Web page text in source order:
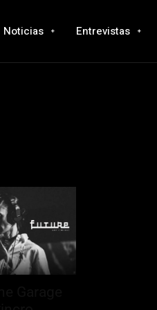
Noticias Entrevistas